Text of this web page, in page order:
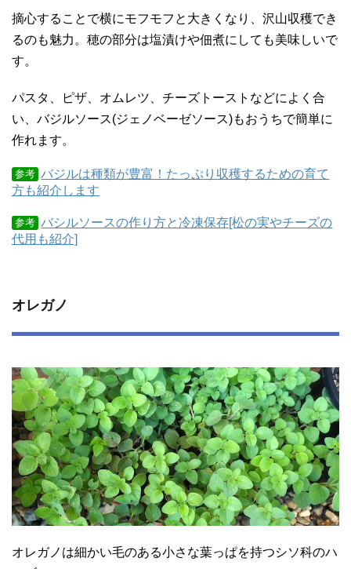
摘心することで横にモフモフと大きくなり、沢山収穫でき
るのも魅力。穂の部分は塩漬けや佃煮にしても美味しいで
す。
パスタ、ピザ、オムレツ、チーズトーストなどによく合
い、バジルソース(ジェノベーゼソース)もおうちで簡単に
作れます。
参考 バジルは種類が豊富！たっぷり収穫するための育て
方も紹介します
参考 バシルソースの作り方と冷凍保存[松の実やチーズの
代用も紹介]
オレガノ
オレガノは細かい毛のある小さな葉っぱを持つシソ科のハ